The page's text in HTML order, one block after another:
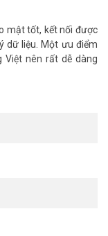
công khuôn
IFACE 800
vụ, Mã công việc, Tin
người dùng 9 ký tự,
mật tốt, kết nối được
dữ liệu. Một ưu điểm
Việt nên rất dễ dàng